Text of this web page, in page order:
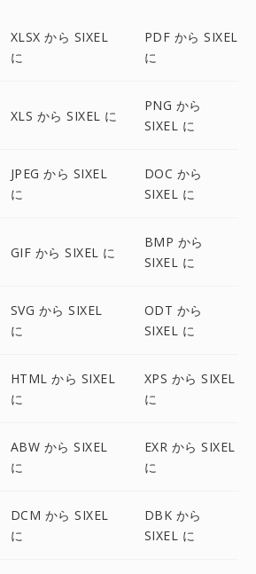
XLSX から SIXEL
に
PDF から SIXEL
に
XLS から SIXEL に
PNG から
SIXEL に
JPEG から SIXEL
に
DOC から
SIXEL に
GIF から SIXEL に
BMP から
SIXEL に
SVG から SIXEL
に
ODT から
SIXEL に
HTML から SIXEL
に
XPS から SIXEL
に
ABW から SIXEL
に
EXR から SIXEL
に
DCM から SIXEL
に
DBK から
SIXEL に